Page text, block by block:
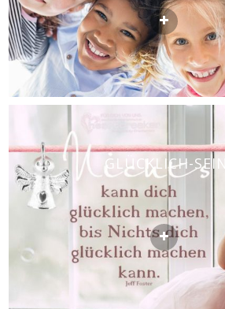
GLÜCKLICH-SEIN